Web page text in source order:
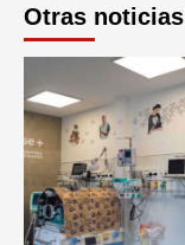
Otras noticias